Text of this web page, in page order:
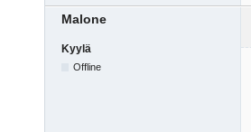
Malone
Kyylä
Offline